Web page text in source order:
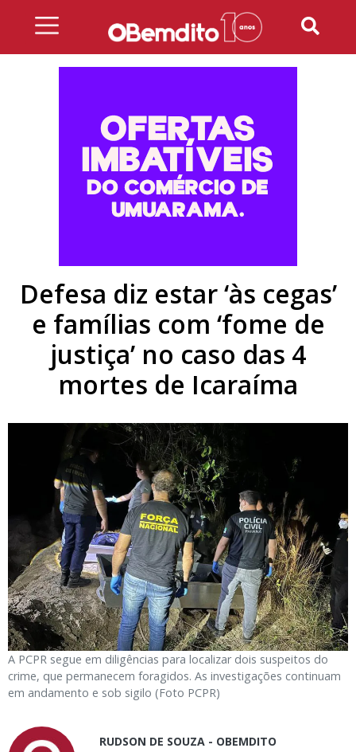
Defesa diz estar ‘às cegas’
e famílias com ‘fome de
justiça’ no caso das 4
mortes de Icaraíma
A PCPR segue em diligências para localizar dois suspeitos do
crime, que permanecem foragidos. As investigações continuam
em andamento e sob sigilo (Foto PCPR)
RUDSON DE SOUZA - OBEMDITO